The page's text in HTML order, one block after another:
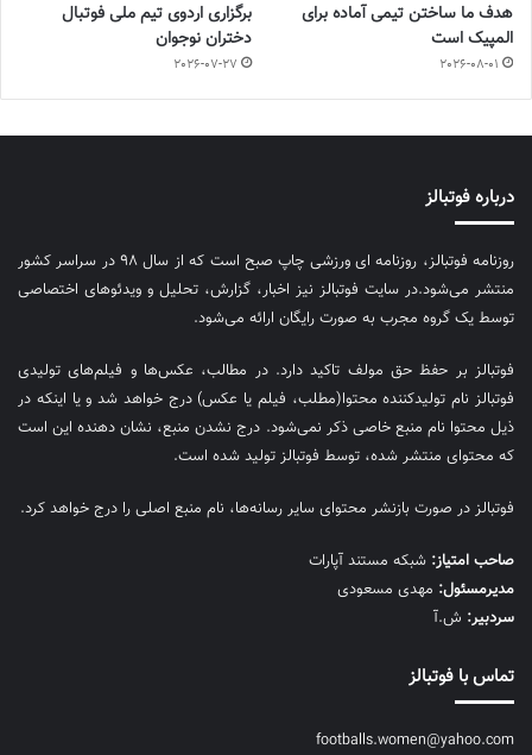
هدف ما ساختن تیمی آماده برای
المپیک است
2026-08-01
برگزاری اردوی تیم ملی فوتبال
دختران نوجوان
2026-07-27
درباره فوتبالز
روزنامه فوتبالز، روزنامه ای ورزشی چاپ صبح است که از سال ۹۸ در سراسر کشور
منتشر می‌شود.در سایت فوتبالز نیز اخبار، گزارش، تحلیل و ویدئوهای اختصاصی
توسط یک گروه مجرب به صورت رایگان ارائه می‌شود.
فوتبالز بر حفظ حق مولف تاکید دارد. در مطالب، عکس‌ها و فیلم‌های تولیدی
فوتبالز نام تولیدکننده محتوا(مطلب، فیلم یا عکس) درج خواهد شد و یا اینکه در
ذیل محتوا نام منبع خاصی ذکر نمی‌‎شود. درج نشدن منبع، نشان دهنده این است
که محتوای منتشر شده، توسط فوتبالز تولید شده است.
فوتبالز در صورت بازنشر محتوای سایر رسانه‌ها، نام منبع اصلی را درج خواهد کرد.
صاحب امتیاز: شبکه مستند آپارات
مديرمسئول: مهدی مسعودی
سردبیر: ش.آ
تماس با فوتبالز
footballs.women@yahoo.com